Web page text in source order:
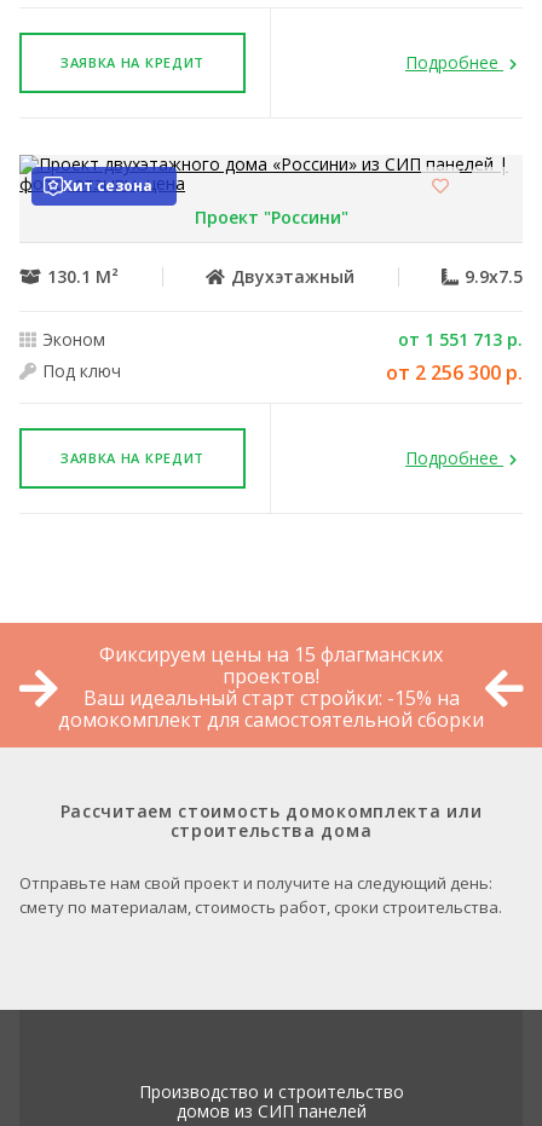
ЗАЯВКА НА КРЕДИТ Подробнее
Хит сезона
Проект "Россини"
130.1 М² Двухэтажный 9.9x7.5
Эконом
от 1 551 713 р.
Под ключ
от 2 256 300 р.
ЗАЯВКА НА КРЕДИТ Подробнее
Фиксируем цены на 15 флагманских
проектов!
Ваш идеальный старт стройки: -15% на
домокомплект для самостоятельной сборки
Рассчитаем стоимость домокомплекта или
строительства дома
Отправьте нам свой проект и получите на следующий день:
смету по материалам, стоимость работ, сроки строительства.
Производство и строительство
домов из СИП панелей